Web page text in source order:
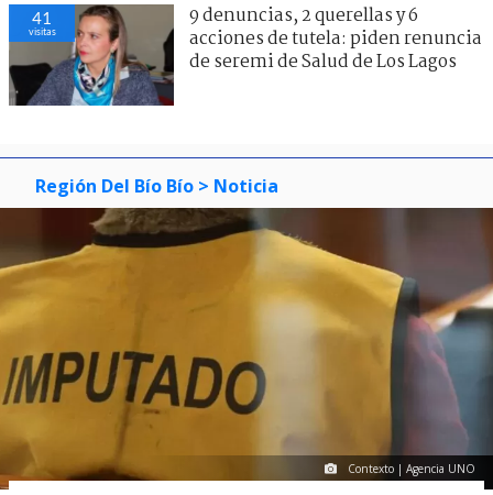
41
visitas
9 denuncias, 2 querellas y 6
acciones de tutela: piden renuncia
de seremi de Salud de Los Lagos
Región Del Bío Bío > Noticia
Contexto | Agencia UNO